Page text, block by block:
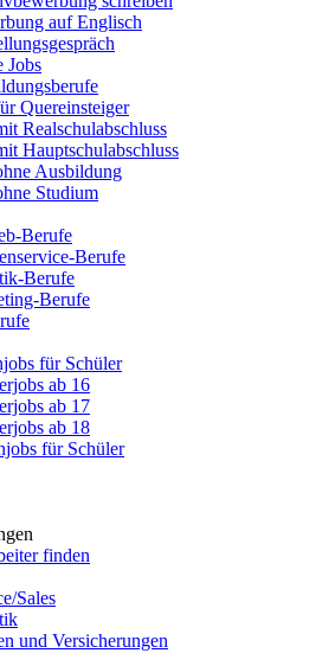
auf Englisch
Jobs
Quereinsteiger
Realschulabschluss
Hauptschulabschluss
Ausbildung
Studium
Berufe
Berufe
Berufe
Berufe
für Schüler
ab 16
ab 17
ab 18
für Schüler
finden
Sales
und Versicherungen